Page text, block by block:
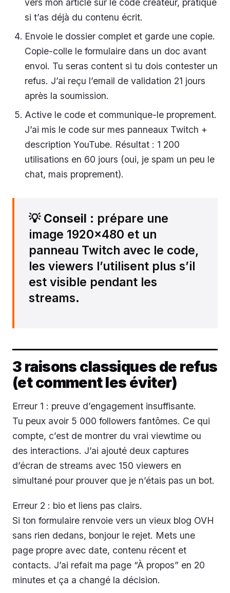
vers mon article sur le code créateur, pratique
si t’as déjà du contenu écrit.
Envoie le dossier complet et garde une copie.
Copie-colle le formulaire dans un doc avant
envoi. Tu seras content si tu dois contester un
refus. J’ai reçu l’email de validation 21 jours
après la soumission.
Active le code et communique-le proprement.
J’ai mis le code sur mes panneaux Twitch +
description YouTube. Résultat : 1 200
utilisations en 60 jours (oui, je spam un peu le
chat, mais proprement).
💡 Conseil : prépare une
image 1920×480 et un
panneau Twitch avec le code,
les viewers l’utilisent plus s’il
est visible pendant les
streams.
3 raisons classiques de refus
(et comment les éviter)
Erreur 1 : preuve d’engagement insuffisante.
Tu peux avoir 5 000 followers fantômes. Ce qui
compte, c’est de montrer du vrai viewtime ou
des interactions. J’ai ajouté deux captures
d’écran de streams avec 150 viewers en
simultané pour prouver que je n’étais pas un bot.
Erreur 2 : bio et liens pas clairs.
Si ton formulaire renvoie vers un vieux blog OVH
sans rien dedans, bonjour le rejet. Mets une
page propre avec date, contenu récent et
contacts. J’ai refait ma page “À propos” en 20
minutes et ça a changé la décision.